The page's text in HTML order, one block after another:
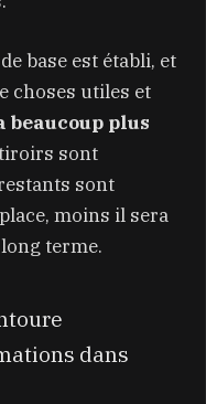
base est établi, et
choses utiles et
plus
sont
sont
moins il sera
terme.
dans